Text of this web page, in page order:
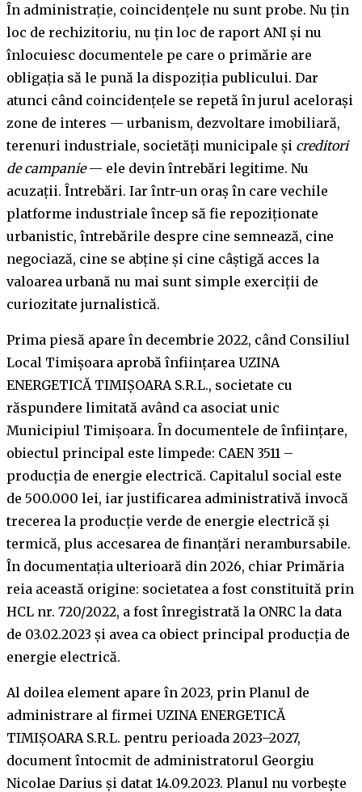
În administrație, coincidențele nu sunt probe. Nu țin
loc de rechizitoriu, nu țin loc de raport ANI și nu
înlocuiesc documentele pe care o primărie are
obligația să le pună la dispoziția publicului. Dar
atunci când coincidențele se repetă în jurul acelorași
zone de interes — urbanism, dezvoltare imobiliară,
terenuri industriale, societăți municipale și creditori
de campanie— ele devin întrebări legitime. Nu
acuzații. Întrebări. Iar într-un oraș în care vechile
platforme industriale încep să fie repoziționate
urbanistic, întrebările despre cine semnează, cine
negociază, cine se abține și cine câștigă acces la
valoarea urbană nu mai sunt simple exerciții de
curiozitate jurnalistică.
Prima piesă apare în decembrie 2022, când Consiliul
Local Timișoara aprobă înființarea UZINA
ENERGETICĂ TIMIȘOARA S.R.L., societate cu
răspundere limitată având ca asociat unic
Municipiul Timișoara. În documentele de înființare,
obiectul principal este limpede: CAEN 3511 –
producția de energie electrică. Capitalul social este
de 500.000 lei, iar justificarea administrativă invocă
trecerea la producție verde de energie electrică și
termică, plus accesarea de finanțări nerambursabile.
În documentația ulterioară din 2026, chiar Primăria
reia această origine: societatea a fost constituită prin
HCL nr. 720/2022, a fost înregistrată la ONRC la data
de 03.02.2023 și avea ca obiect principal producția de
energie electrică.
Al doilea element apare în 2023, prin Planul de
administrare al firmei UZINA ENERGETICĂ
TIMIȘOARA S.R.L. pentru perioada 2023–2027,
document întocmit de administratorul Georgiu
Nicolae Darius și datat 14.09.2023. Planul nu vorbește